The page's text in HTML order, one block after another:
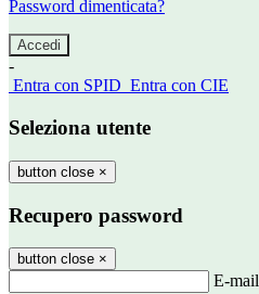
Password dimenticata?
-
Entra con SPID Entra con CIE
Seleziona utente
button close ×
Recupero password
button close ×
E-mail